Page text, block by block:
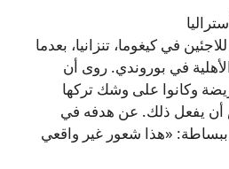
في كيغوما، تنزانيا، بعدما
في بوروندي. روى أن
وكانوا على وشك تركها
أن يفعل ذلك. عن هدفه في
ببساطة: «هذا شعور غير واقعي